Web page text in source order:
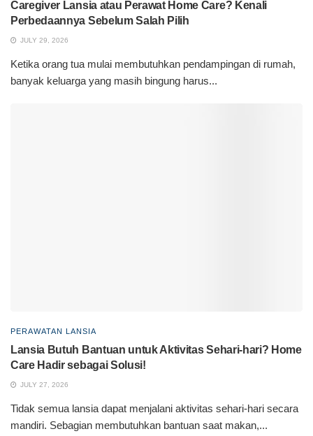
Caregiver Lansia atau Perawat Home Care? Kenali
Perbedaannya Sebelum Salah Pilih
JULY 29, 2026
Ketika orang tua mulai membutuhkan pendampingan di rumah,
banyak keluarga yang masih bingung harus...
PERAWATAN LANSIA
Lansia Butuh Bantuan untuk Aktivitas Sehari-hari? Home
Care Hadir sebagai Solusi!
JULY 27, 2026
Tidak semua lansia dapat menjalani aktivitas sehari-hari secara
mandiri. Sebagian membutuhkan bantuan saat makan,...